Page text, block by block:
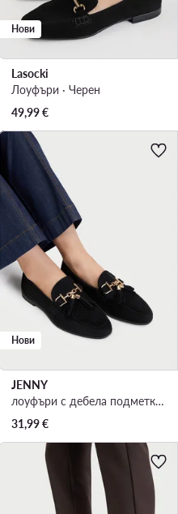
Нови
Lasocki
Лоуфъри · Черен
49,99€
Нови
JENNY
лоуфъри с дебела подметка · Черен
31,99€